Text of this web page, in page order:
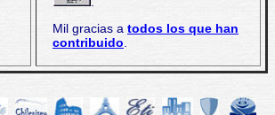
Mil gracias a todos los que han
contribuido.